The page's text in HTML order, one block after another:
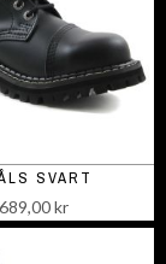
SVART
kr